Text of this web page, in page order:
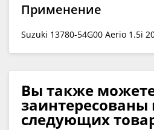
Применение
Suzuki 13780-54G00 Aerio 1.5i
Вы также
заинтересованы
следующих